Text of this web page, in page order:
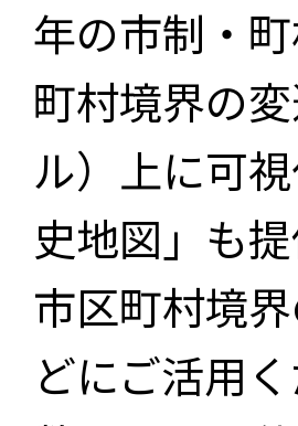
年の市制・
町村境界の
ル）上に可
史地図」も
市区町村境
どにご活用